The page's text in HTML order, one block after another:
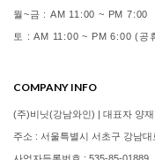
월~금 : AM 11:00 ~ PM 7:00
토 : AM 11:00 ~ PM 6:00 (공
COMPANY INFO
(주)비닛(강남와인) | 대표자 양재
주소 : 서울특별시 서초구 강남대